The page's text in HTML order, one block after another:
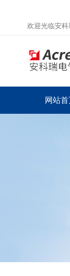
欢迎光临安科
网站